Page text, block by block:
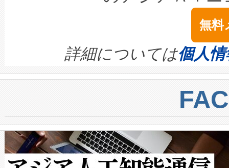
ームを利用すれば、6,000万
きます。この効率性は、フェ
念は、現在データセンターが
ます。 Voltaiq provides a
quality and reliability for AI
BESS stack to ensure battery
centers. Voltaiqは、ai&のAI
からシステム統合、試運転、
クルの各段階のデータを監視
[…]
は1535 nmレーザーを搭載。
イズの小径化を実現すること
す。ノーマルモードでは、
ートル先まで検出でき、これ
トに対して約600メートルに
では、反射率10％のターゲッ
で向上し、最大検知距離は
ットだけで最大1キロメート
無料
詳細については個人